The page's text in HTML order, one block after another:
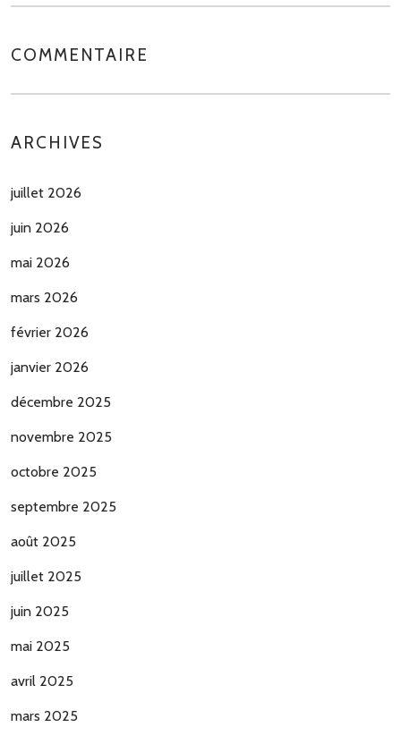
COMMENTAIRE
ARCHIVES
juillet 2026
juin 2026
mai 2026
mars 2026
février 2026
janvier 2026
décembre 2025
novembre 2025
octobre 2025
septembre 2025
août 2025
juillet 2025
juin 2025
mai 2025
avril 2025
mars 2025